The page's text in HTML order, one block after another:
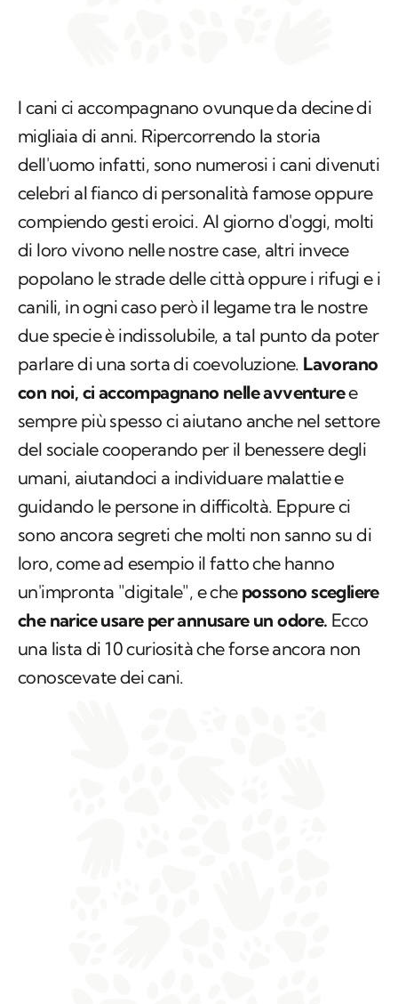
I cani ci accompagnano ovunque da decine di
migliaia di anni. Ripercorrendo la storia
dell'uomo infatti, sono numerosi i cani divenuti
celebri al fianco di personalità famose oppure
compiendo gesti eroici. Al giorno d'oggi, molti
di loro vivono nelle nostre case, altri invece
popolano le strade delle città oppure i rifugi e i
canili, in ogni caso però il legame tra le nostre
due specie è indissolubile, a tal punto da poter
parlare di una sorta di coevoluzione. Lavorano
con noi, ci accompagnano nelle avventuree
sempre più spesso ci aiutano anche nel settore
del sociale cooperando per il benessere degli
umani, aiutandoci a individuare malattie e
guidando le persone in difficoltà. Eppure ci
sono ancora segreti che molti non sanno su di
loro, come ad esempio il fatto che hanno
un'impronta "digitale", e che possono scegliere
che narice usare per annusare un odore. Ecco
una lista di 10 curiosità che forse ancora non
conoscevate dei cani.